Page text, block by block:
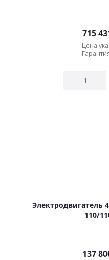
715
Цена
Электродвигатель
110/
137